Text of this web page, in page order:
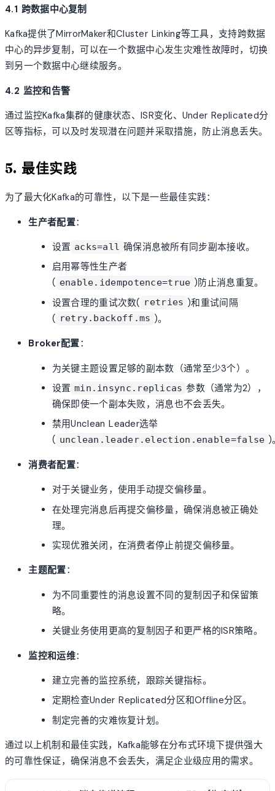
4.1 跨数据中心复制
Kafka提供了MirrorMaker和Cluster Linking等工具，支持跨数据
中心的异步复制，可以在一个数据中心发生灾难性故障时，切换
到另一个数据中心继续服务。
4.2 监控和告警
通过监控Kafka集群的健康状态、ISR变化、Under Replicated分
区等指标，可以及时发现潜在问题并采取措施，防止消息丢失。
5. 最佳实践
为了最大化Kafka的可靠性，以下是一些最佳实践：
生产者配置：
设置 acks=all 确保消息被所有同步副本接收。
启用幂等性生产者
( enable.idempotence=true )防止消息重复。
设置合理的重试次数( retries )和重试间隔
( retry.backoff.ms )。
Broker配置：
为关键主题设置足够的副本数（通常至少3个）。
设置 min.insync.replicas 参数（通常为2），
确保即使一个副本失败，消息也不会丢失。
禁用Unclean Leader选举
( unclean.leader.election.enable=false )
消费者配置：
对于关键业务，使用手动提交偏移量。
在处理完消息后再提交偏移量，确保消息被正确处
理。
实现优雅关闭，在消费者停止前提交偏移量。
主题配置：
为不同重要性的消息设置不同的复制因子和保留策
略。
关键业务使用更高的复制因子和更严格的ISR策略。
监控和运维：
建立完善的监控系统，跟踪关键指标。
定期检查Under Replicated分区和Offline分区。
制定完善的灾难恢复计划。
通过以上机制和最佳实践，Kafka能够在分布式环境下提供强大
的可靠性保证，确保消息不会丢失，满足企业级应用的需求。